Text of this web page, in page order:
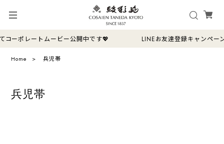
てコーポレートムービー公開中です💖 LINEお友達登録キャンペーン
Home 兵児帯
兵児帯